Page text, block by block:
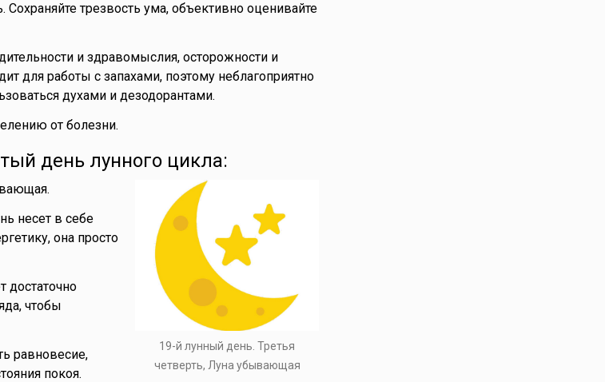
трезвость ума, объективно оценивайте
и здравомыслия, осторожности и
для работы с запахами, поэтому неблагоприятно
духами и дезодорантами.
от болезни.
день лунного цикла:
19-й лунный день. Третья
четверть, Луна убывающая
несет в себе
она просто
достаточно
чтобы
равновесие,
покоя.